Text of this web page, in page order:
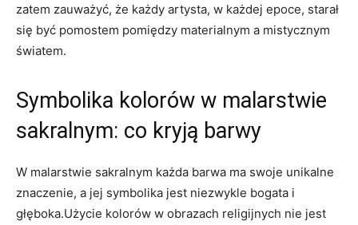
zatem zauważyć, że każdy artysta, w każdej epoce, starał
się być pomostem pomiędzy materialnym a mistycznym
światem.
Symbolika kolorów w malarstwie
sakralnym: co kryją barwy
W malarstwie sakralnym każda barwa ma swoje unikalne
znaczenie, a jej symbolika jest niezwykle bogata i
głęboka.Użycie kolorów w obrazach religijnych nie jest